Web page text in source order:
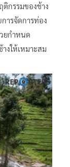
กรรมของช้าง
ารจัดการท่อง
ยกำหนด
งให้เหมาะสม